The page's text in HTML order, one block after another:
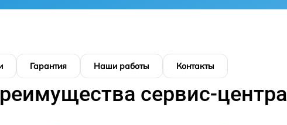
Гарантия Наши работы Контакты
сервис-центра